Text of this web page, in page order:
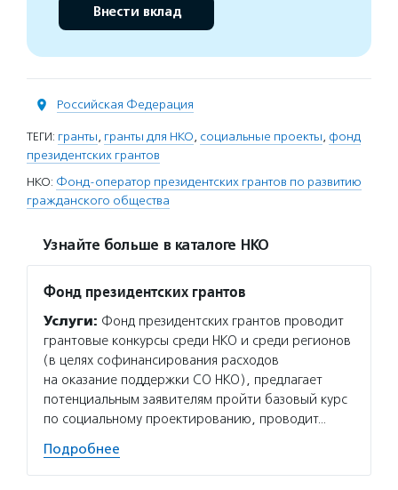
Внести вклад
Российская Федерация
ТЕГИ: гранты, гранты для НКО, социальные проекты, фонд
президентских грантов
НКО: Фонд-оператор президентских грантов по развитию
гражданского общества
Узнайте больше в каталоге НКО
Фонд президентских грантов
Услуги: Фонд президентских грантов проводит
грантовые конкурсы среди НКО и среди регионов
(в целях софинансирования расходов
на оказание поддержки СО НКО), предлагает
потенциальным заявителям пройти базовый курс
по социальному проектированию, проводит…
Подробнее